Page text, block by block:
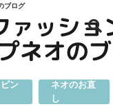
ブログ
ン
ネオのお直
し